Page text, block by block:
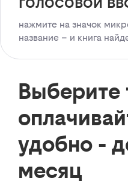
нажмите на значок
название – и книга
Выберите
удобно -
месяц